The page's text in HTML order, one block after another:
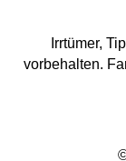
Irrtümer,
vorbehalten.